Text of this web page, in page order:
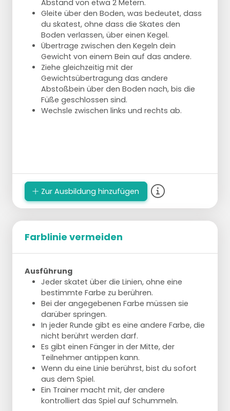
Abstand von etwa 2 Metern.
Gleite über den Boden, was bedeutet, dass
du skatest, ohne dass die Skates den
Boden verlassen, über einen Kegel.
Übertrage zwischen den Kegeln dein
Gewicht von einem Bein auf das andere.
Ziehe gleichzeitig mit der
Gewichtsübertragung das andere
Abstoßbein über den Boden nach, bis die
Füße geschlossen sind.
Wechsle zwischen links und rechts ab.
Zur Ausbildung hinzufügen
Farblinie vermeiden
Ausführung
Jeder skatet über die Linien, ohne eine
bestimmte Farbe zu berühren.
Bei der angegebenen Farbe müssen sie
darüber springen.
In jeder Runde gibt es eine andere Farbe, die
nicht berührt werden darf.
Es gibt einen Fänger in der Mitte, der
Teilnehmer antippen kann.
Wenn du eine Linie berührst, bist du sofort
aus dem Spiel.
Ein Trainer macht mit, der andere
kontrolliert das Spiel auf Schummeln.